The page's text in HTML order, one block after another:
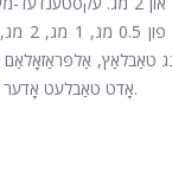
טאַבלאַץ, אַלפּראַזאָלאַם
אָדט טאַבלעט אָדער פליסיק לייזונג (ינטענסאָל).